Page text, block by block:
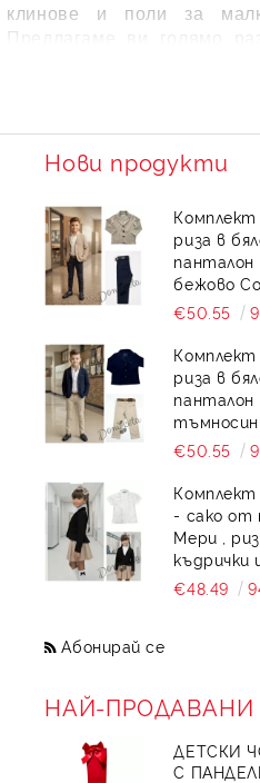
клинове и поли за
Предлагаме ви голямо
модели пола и
материи в любимите им
дълъг клин или пък ефирна
подходящи за всеки
вашите ръце, но не
предпочитанията на
на това кои модели би
радостта му от новите
Доверете се на Doniceta
накарате вашето момиче да
модна икона!
Нови продукти
риза в
панталон
бежово
€50.55
риза в
панталон
€50.55
- сако от
Мери ,
къдрички
€48.49
Абонирай се
НАЙ-ПРОДАВАНИ
ДЕТСКИ
С